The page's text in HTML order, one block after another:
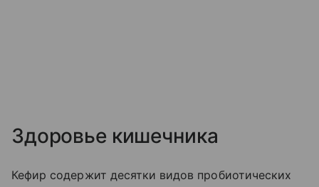
Здоровье кишечника
Кефир содержит десятки видов пробиотических